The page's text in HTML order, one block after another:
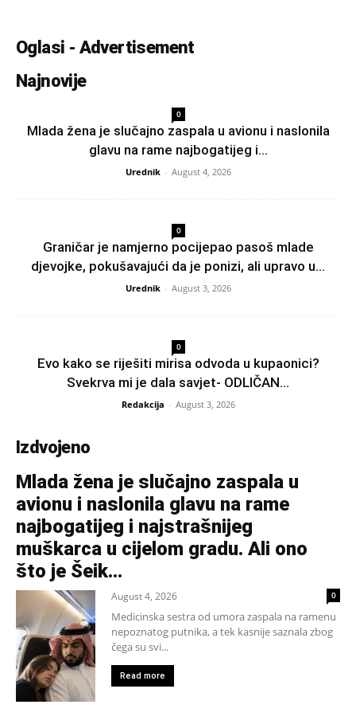
Oglasi - Advertisement
Najnovije
0
Mlada žena je slučajno zaspala u avionu i naslonila
glavu na rame najbogatijeg i...
Urednik - August 4, 2026
0
Graničar je namjerno pocijepao pasoš mlade
djevojke, pokušavajući da je ponizi, ali upravo u...
Urednik - August 3, 2026
0
Evo kako se riješiti mirisa odvoda u kupaonici?
Svekrva mi je dala savjet- ODLIČAN...
Redakcija - August 3, 2026
Izdvojeno
Mlada žena je slučajno zaspala u
avionu i naslonila glavu na rame
najbogatijeg i najstrašnijeg
muškarca u cijelom gradu. Ali ono
što je Šeik...
August 4, 2026 0
Medicinska sestra od umora zaspala na ramenu
nepoznatog putnika, a tek kasnije saznala zbog
čega su svi...
Read more